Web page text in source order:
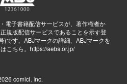
電子書籍配信サービスが、著作権者か
規版配信サービスであることを示す登
)です。ABJマークの詳細、ABJマークを
こちら。 https://aebs.or.jp/
comici, Inc.